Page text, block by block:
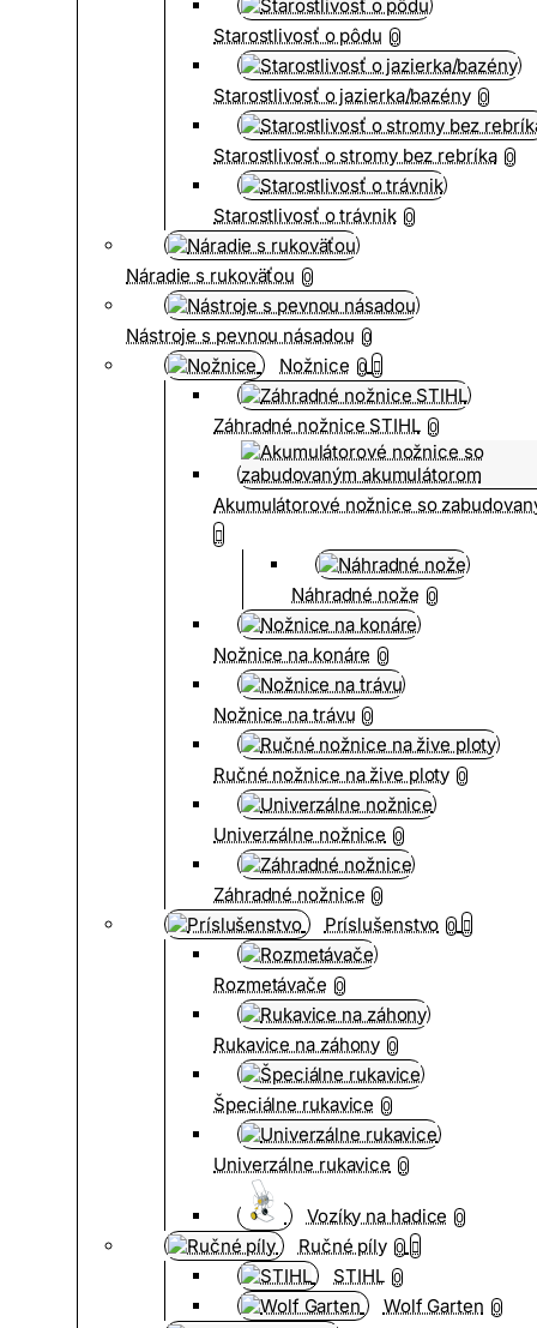
Starostlivosť o pôdu 0
Starostlivosť o jazierka/bazény 0
Starostlivosť o stromy bez rebríka 0
Starostlivosť o trávnik 0
Náradie s rukoväťou 0
Nástroje s pevnou násadou 0
Nožnice 0
Záhradné nožnice STIHL 0
Akumulátorové nožnice so
Náhradné nože 0
Nožnice na konáre 0
Nožnice na trávu 0
Ručné nožnice na žive ploty 0
Univerzálne nožnice 0
Záhradné nožnice 0
Príslušenstvo 0
Rozmetávače 0
Rukavice na záhony 0
Špeciálne rukavice 0
Univerzálne rukavice 0
Vozíky na hadice 0
Ručné píly 0
STIHL 0
Wolf Garten 0